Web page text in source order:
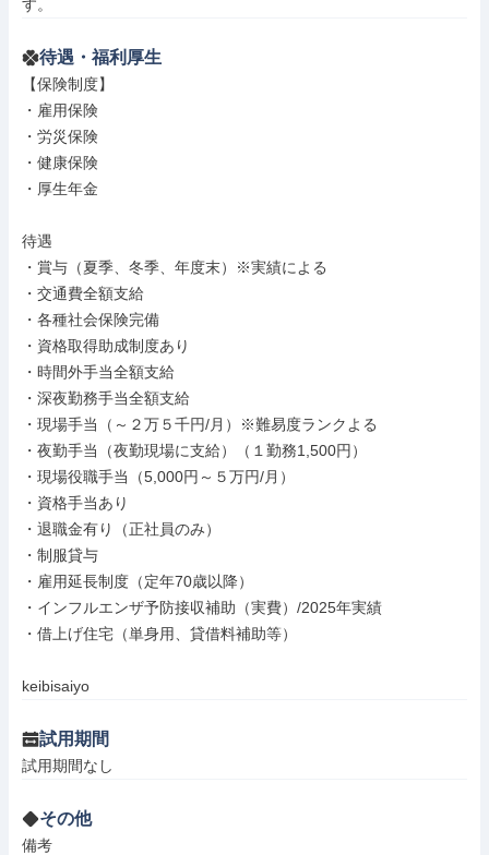
す。
待遇・福利厚生
【保険制度】
・雇用保険
・労災保険
・健康保険
・厚生年金
待遇
・賞与（夏季、冬季、年度末）※実績による
・交通費全額支給
・各種社会保険完備
・資格取得助成制度あり
・時間外手当全額支給
・深夜勤務手当全額支給
・現場手当（～２万５千円/月）※難易度ランクよる
・夜勤手当（夜勤現場に支給）（１勤務1,500円）
・現場役職手当（5,000円～５万円/月）
・資格手当あり
・退職金有り（正社員のみ）
・制服貸与
・雇用延長制度（定年70歳以降）
・インフルエンザ予防接収補助（実費）/2025年実績
・借上げ住宅（単身用、貸借料補助等）
keibisaiyo
試用期間
試用期間なし
その他
備考